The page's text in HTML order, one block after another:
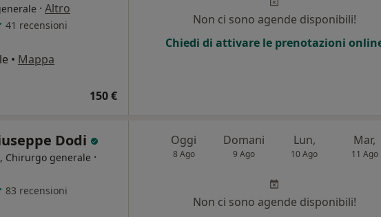
· Altro
41 recensioni
• Mappa
150 €
Non ci sono agende disponibili!
Chiedi di attivare le prenotazioni
Dodi
Chirurgo generale ·
83 recensioni
Oggi
8 Ago
Domani
9 Ago
Lun,
10 Ago
Mar,
11 Ago
Non ci sono agende disponibili!